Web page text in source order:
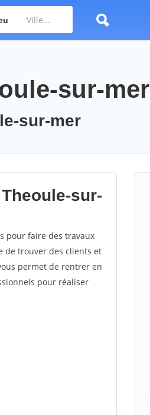
sur-mer
sur-mer
sur-
pour faire des travaux
de trouver des clients et
permet de rentrer en
pour réaliser